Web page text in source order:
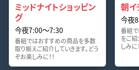
ミッドナイトショッピン
グ
今夜7:00〜7:30
番組ではおすすめの商品を多数
取り揃えご紹介していきます。どう
ぞお楽しみに！！
朝イ
今夜
番組で
をご紹
しみに